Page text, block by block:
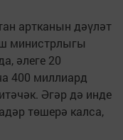
артканын дәүләт
министрлыгы
әлеге 20
400 миллиард
Әгәр дә инде
төшерә калса,